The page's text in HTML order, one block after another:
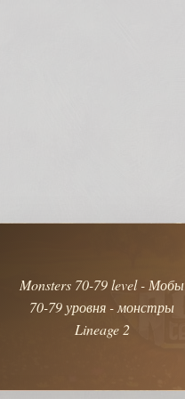
Monsters 70-79 level - Мобы
70-79 уровня - монстры
Lineage 2